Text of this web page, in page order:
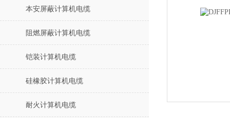
本安屏蔽计算机电缆
阻燃屏蔽计算机电缆
铠装计算机电缆
硅橡胶计算机电缆
耐火计算机电缆